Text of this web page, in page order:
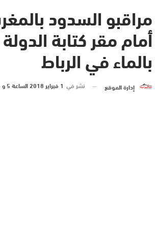
مراقبو السدود
أمام مقر كتابة
بالماء في الرباط
إدارة الموقع نشر في 1 فبراير 2018 الساعة 5 و 03 دقيقة